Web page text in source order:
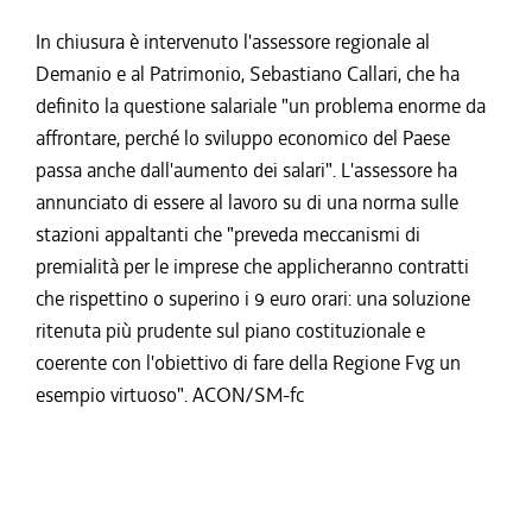
In chiusura è intervenuto l'assessore regionale al
Demanio e al Patrimonio, Sebastiano Callari, che ha
definito la questione salariale "un problema enorme da
affrontare, perché lo sviluppo economico del Paese
passa anche dall'aumento dei salari". L'assessore ha
annunciato di essere al lavoro su di una norma sulle
stazioni appaltanti che "preveda meccanismi di
premialità per le imprese che applicheranno contratti
che rispettino o superino i 9 euro orari: una soluzione
ritenuta più prudente sul piano costituzionale e
coerente con l'obiettivo di fare della Regione Fvg un
esempio virtuoso". ACON/SM-fc